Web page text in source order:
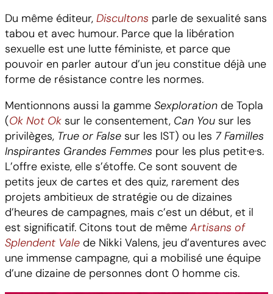
Du même éditeur, Discultons parle de sexualité sans
tabou et avec humour. Parce que la libération
sexuelle est une lutte féministe, et parce que
pouvoir en parler autour d’un jeu constitue déjà une
forme de résistance contre les normes.
Mentionnons aussi la gamme Sexploration de Topla
(Ok Not Ok sur le consentement, Can You sur les
privilèges, True or False sur les IST) ou les 7 Familles
Inspirantes Grandes Femmes pour les plus petit·e·s.
L’offre existe, elle s’étoffe. Ce sont souvent de
petits jeux de cartes et des quiz, rarement des
projets ambitieux de stratégie ou de dizaines
d’heures de campagnes, mais c’est un début, et il
est significatif. Citons tout de même Artisans of
Splendent Vale de Nikki Valens, jeu d’aventures avec
une immense campagne, qui a mobilisé une équipe
d’une dizaine de personnes dont 0 homme cis.